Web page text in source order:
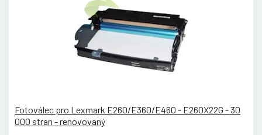
Fotoválec pro Lexmark E260/E360/E460 - E260X22G - 30
000 stran - renovovaný